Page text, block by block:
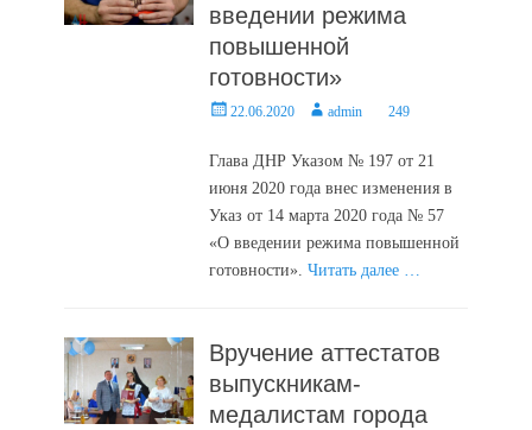
введении режима
повышенной
готовности»
Posted22.06.2020 Authoradmin 249
Глава ДНР Указом № 197 от 21
июня 2020 года внес изменения в
Указ от 14 марта 2020 года № 57
«О введении режима повышенной
готовности».Читать далее …
Вручение аттестатов
выпускникам-
медалистам города